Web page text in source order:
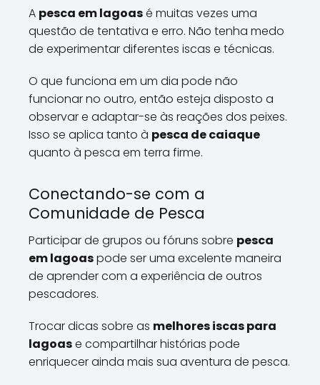
A pesca em lagoasé muitas vezes uma
questão de tentativa e erro. Não tenha medo
de experimentar diferentes iscas e técnicas.
O que funciona em um dia pode não
funcionar no outro, então esteja disposto a
observar e adaptar-se às reações dos peixes.
Isso se aplica tanto à pesca de caiaque
quanto à pesca em terra firme.
Conectando-se com a
Comunidade de Pesca
Participar de grupos ou fóruns sobre pesca
em lagoaspode ser uma excelente maneira
de aprender com a experiência de outros
pescadores.
Trocar dicas sobre as melhores iscas para
lagoase compartilhar histórias pode
enriquecer ainda mais sua aventura de pesca.